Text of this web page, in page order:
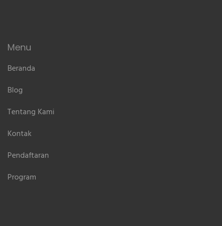
Menu
Beranda
Blog
Tentang Kami
Kontak
Pendaftaran
Program